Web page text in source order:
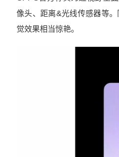
像头、距离&光线传感器等
觉效果相当惊艳。